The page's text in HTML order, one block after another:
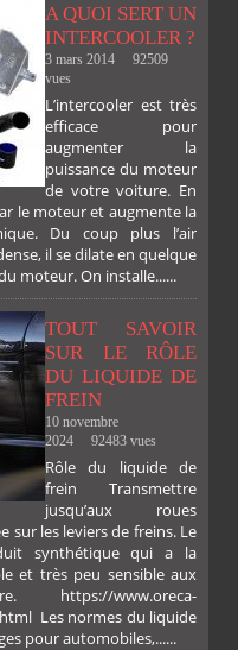
A QUOI SERT UN
INTERCOOLER ?
3 mars 2014
92509
vues
L’intercooler est très
efficace pour
augmenter la
puissance du moteur
de votre voiture. En
le moteur et augmente la
Du coup plus l’air
il se dilate en quelque
moteur. On installe......
TOUT SAVOIR
SUR LE RÔLE
DU LIQUIDE DE
FREIN
10 novembre
2024
92483 vues
Rôle du liquide de
frein Transmettre
jusqu’aux roues
sur les leviers de freins. Le
synthétique qui a la
et très peu sensible aux
https://www.oreca-
Les normes du liquide
pour automobiles,......